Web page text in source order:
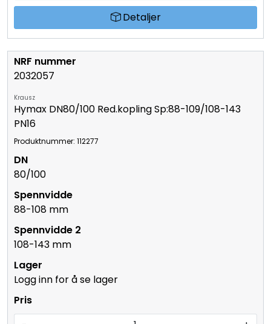
Detaljer
2032057
Krausz
Hymax DN80/100 Red.kopling Sp:88-109/108-143
PN16
Produktnummer: 112277
80/100
88-108 mm
108-143 mm
Logg inn for å se lager